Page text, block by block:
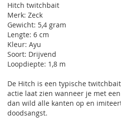
gallerij
Hitch twitchbait
Merk: Zeck
Gewicht: 5,4 gram
Lengte: 6 cm
Kleur: Ayu
Soort: Drijvend
Loopdiepte: 1,8 m
De Hitch is een typische
actie laat zien wanneer je met
dan wild alle kanten op en
doodsangst.